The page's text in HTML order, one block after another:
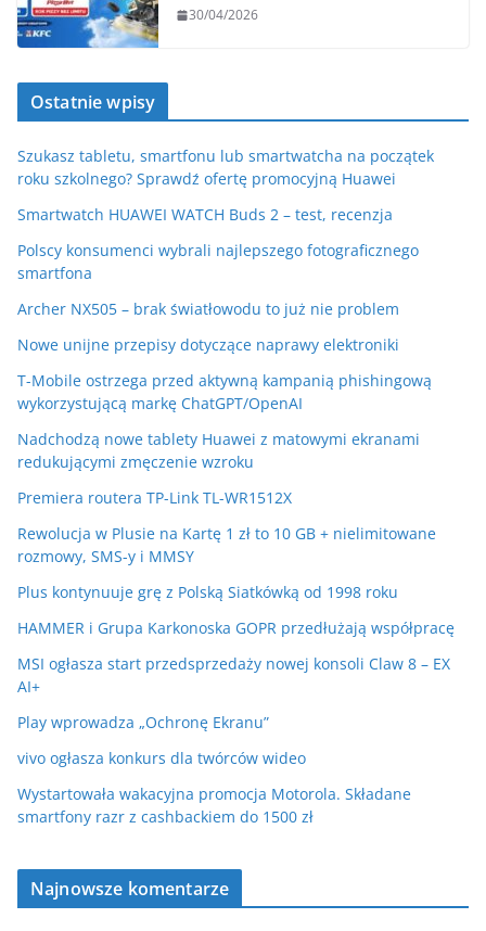
30/04/2026
Ostatnie wpisy
Szukasz tabletu, smartfonu lub smartwatcha na początek
roku szkolnego? Sprawdź ofertę promocyjną Huawei
Smartwatch HUAWEI WATCH Buds 2 – test, recenzja
Polscy konsumenci wybrali najlepszego fotograficznego
smartfona
Archer NX505 – brak światłowodu to już nie problem
Nowe unijne przepisy dotyczące naprawy elektroniki
T-Mobile ostrzega przed aktywną kampanią phishingową
wykorzystującą markę ChatGPT/OpenAI
Nadchodzą nowe tablety Huawei z matowymi ekranami
redukującymi zmęczenie wzroku
Premiera routera TP-Link TL-WR1512X
Rewolucja w Plusie na Kartę 1 zł to 10 GB + nielimitowane
rozmowy, SMS-y i MMSY
Plus kontynuuje grę z Polską Siatkówką od 1998 roku
HAMMER i Grupa Karkonoska GOPR przedłużają współpracę
MSI ogłasza start przedsprzedaży nowej konsoli Claw 8 – EX
AI+
Play wprowadza „Ochronę Ekranu”
vivo ogłasza konkurs dla twórców wideo
Wystartowała wakacyjna promocja Motorola. Składane
smartfony razr z cashbackiem do 1500 zł
Najnowsze komentarze